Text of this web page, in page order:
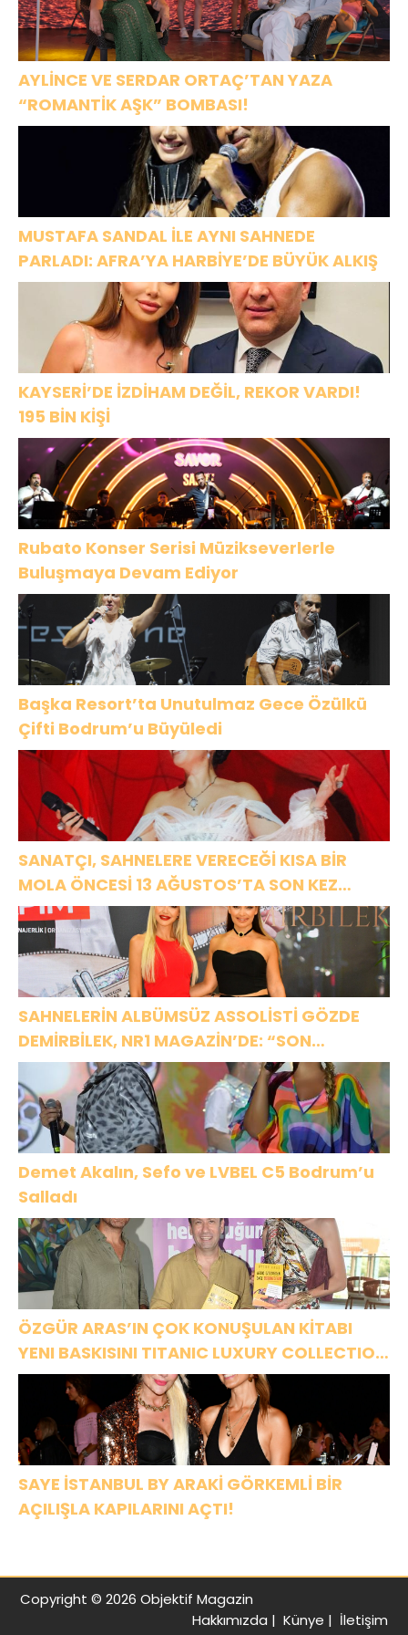
AYLİNCE VE SERDAR ORTAÇ’TAN YAZA
“ROMANTİK AŞK” BOMBASI!
MUSTAFA SANDAL İLE AYNI SAHNEDE
PARLADI: AFRA’YA HARBİYE’DE BÜYÜK ALKIŞ
KAYSERİ’DE İZDİHAM DEĞİL, REKOR VARDI!
195 BİN KİŞİ
Rubato Konser Serisi Müzikseverlerle
Buluşmaya Devam Ediyor
Başka Resort’ta Unutulmaz Gece Özülkü
Çifti Bodrum’u Büyüledi
SANATÇI, SAHNELERE VERECEĞİ KISA BİR
MOLA ÖNCESİ 13 AĞUSTOS’TA SON KEZ
HARBİYE’DE OLACAK!
SAHNELERİN ALBÜMSÜZ ASSOLİSTİ GÖZDE
DEMİRBİLEK, NR1 MAGAZİN’DE: “SON
ASSOLİST OLARAK VAR OLACAĞIM!”
Demet Akalın, Sefo ve LVBEL C5 Bodrum’u
Salladı
ÖZGÜR ARAS’IN ÇOK KONUŞULAN KİTABI
YENI BASKISINI TITANIC LUXURY COLLECTION
BODRUM’DA KUTLADI
SAYE İSTANBUL BY ARAKİ GÖRKEMLİ BİR
AÇILIŞLA KAPILARINI AÇTI!
Copyright © 2026 Objektif Magazin
Hakkımızda | Künye | İletişim